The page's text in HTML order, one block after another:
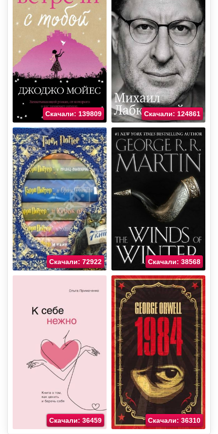
Скачали: 139809 Скачали: 124861
Скачали: 72922 Скачали: 38568
Скачали: 36459 Скачали: 36310